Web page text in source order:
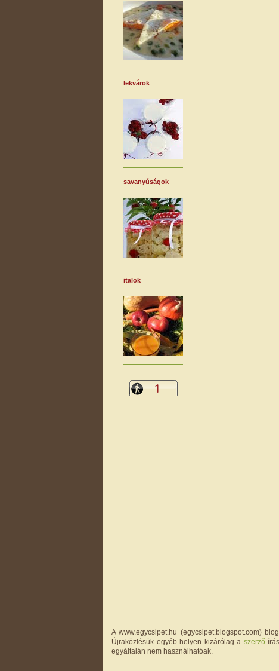
lekvárok
savanyúságok
italok
A www.egycsipet.hu (egycsipet.blogspot.com)
Újraközlésük egyéb helyen kizárólag a szerző
egyáltalán nem használhatóak.